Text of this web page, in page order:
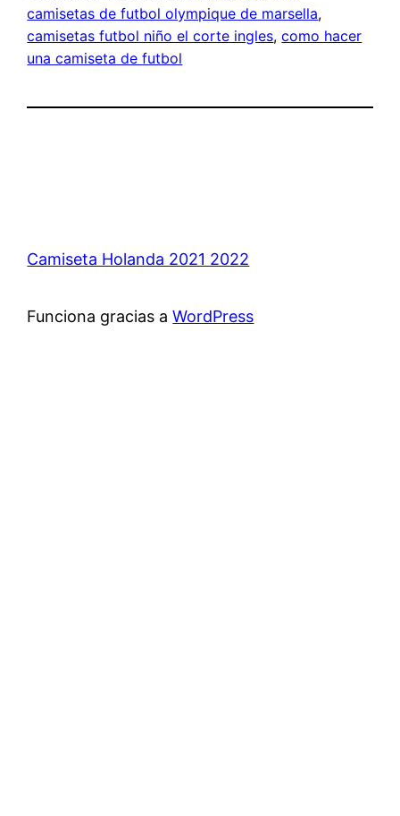
camisetas de futbol olympique de marsella
camisetas futbol niño el corte ingles, como hacer
una camiseta de futbol
Camiseta Holanda 2021 2022
Funciona gracias aWordPress